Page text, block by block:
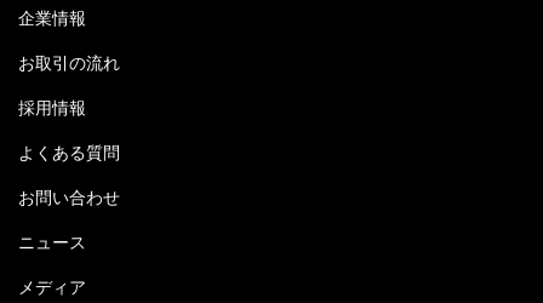
企業情報
お取引の流れ
採用情報
よくある質問
お問い合わせ
ニュース
メディア